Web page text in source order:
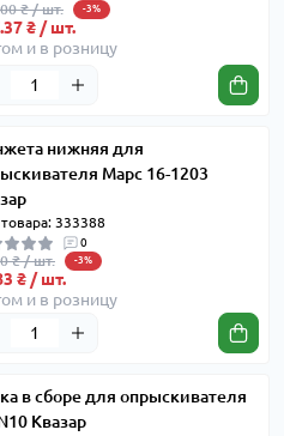
₴ / шт. -3%
₴ / шт.
и в розницу
нижняя для
Марс 16-1203
333388
0
₴ / шт. -3%
₴ / шт.
и в розницу
в сборе для опрыскивателя
Квазар